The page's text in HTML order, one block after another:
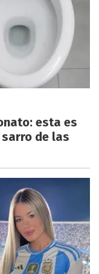
esta es
sarro de las